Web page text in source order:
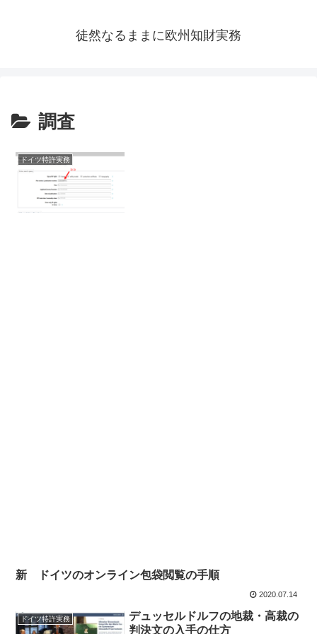
徒然なるままに欧州知財実務
調査
ドイツ特許実務
新 ドイツのオンライン包袋閲覧の手順
2020.07.14
ドイツ特許実務
デュッセルドルフの地裁・高裁の
判決文の入手の仕方